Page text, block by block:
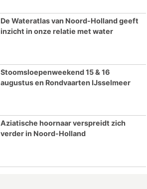
De Wateratlas van Noord-Holland geeft
inzicht in onze relatie met water
Stoomsloepenweekend 15 & 16
augustus en Rondvaarten IJsselmeer
Aziatische hoornaar verspreidt zich
verder in Noord-Holland